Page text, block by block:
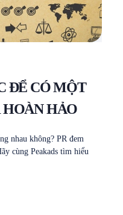
ĐỂ CÓ MỘT
HOÀN HẢO
nhau không? PR đem
cùng Peakads tìm hiểu